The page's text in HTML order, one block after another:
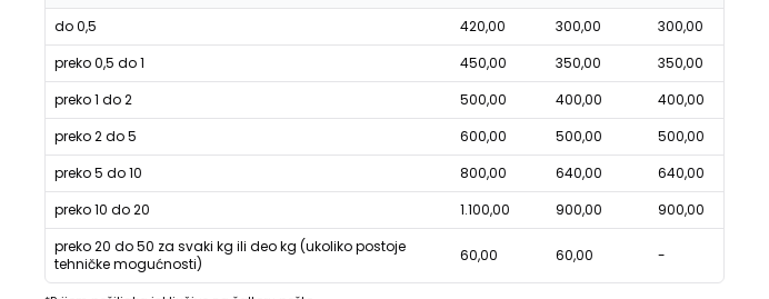
do 0,5
420,00 300,00
300,00
preko 0,5 do 1
450,00 350,00
350,00
preko 1 do 2
500,00 400,00
400,00
preko 2 do 5
600,00 500,00
500,00
preko 5 do 10
800,00 640,00
640,00
preko 10 do 20
1.100,00 900,00
900,00
preko 20 do 50 za svaki kg ili deo kg (ukoliko postoje
tehničke mogućnosti)
60,00 60,00 -